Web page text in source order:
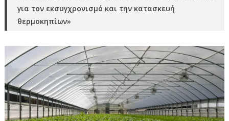
για τον εκσυγχρονισμό και την κατασκευή
θερμοκηπίων»